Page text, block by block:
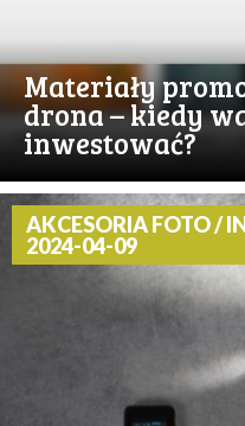
Materiały
drona – kiedy
inwestować?
AKCESORIA FOTO /
2024-04-09